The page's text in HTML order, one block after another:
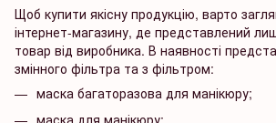
Щоб купити якісну продукцію, варто
інтернет-магазину, де представлений
товар від виробника. В наявності
змінного фільтра та з фільтром:
маска багаторазова для манікюру;
маска для манікюру;